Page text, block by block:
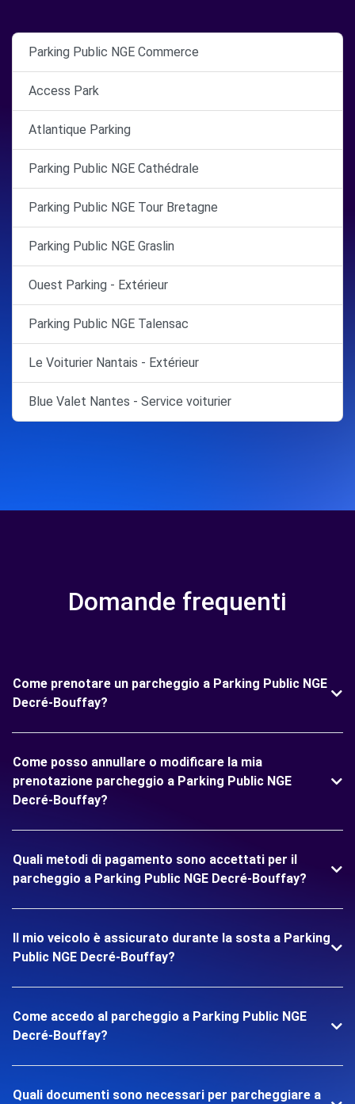
Parking Public NGE Commerce
Access Park
Atlantique Parking
Parking Public NGE Cathédrale
Parking Public NGE Tour Bretagne
Parking Public NGE Graslin
Ouest Parking - Extérieur
Parking Public NGE Talensac
Le Voiturier Nantais - Extérieur
Blue Valet Nantes - Service voiturier
Domande frequenti
Come prenotare un parcheggio a Parking Public NGE
Decré-Bouffay?
Come posso annullare o modificare la mia
prenotazione parcheggio a Parking Public NGE
Decré-Bouffay?
Quali metodi di pagamento sono accettati per il
parcheggio a Parking Public NGE Decré-Bouffay?
Il mio veicolo è assicurato durante la sosta a Parking
Public NGE Decré-Bouffay?
Come accedo al parcheggio a Parking Public NGE
Decré-Bouffay?
Quali documenti sono necessari per parcheggiare a